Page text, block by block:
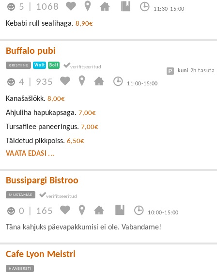
5 1068 11:30-15:00
Kebabi rull sealihaga. 8,90€
Buffalo pubi
KRISTIINE Wolt Bolt
4 935 11:00-15:00
kuni 2h tasuta
Kanašašlõkk. 8,00€
Ahjuliha hapukapsaga. 7,00€
Tursafilee paneeringus. 7,00€
Täidetud pikkpoiss. 6,50€
VAATA EDASI ...
Bussipargi Bistroo
MUSTAMÄE
0 165 10:00-15:00
Täna kahjuks päevapakkumisi ei ole. Vabandame!
Cafe Lyon Meistri
HAABERSTI